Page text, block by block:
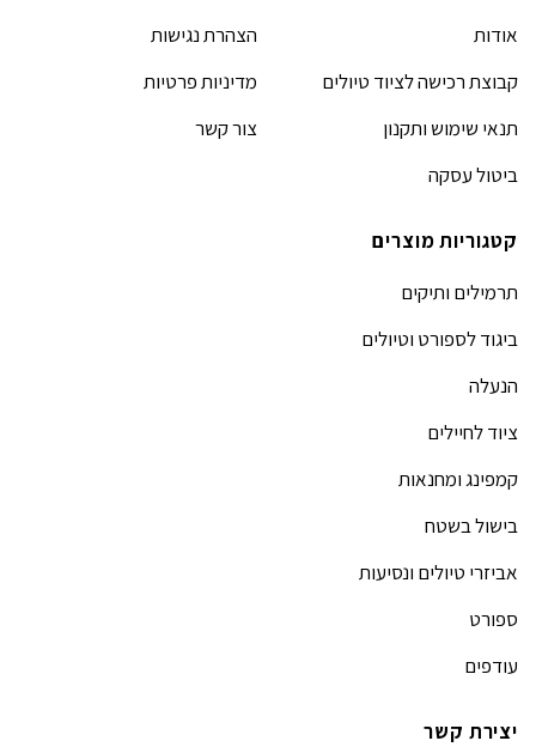
אודות
קבוצת רכישה לציוד טיולים
תנאי שימוש ותקנון
ביטול עסקה
הצהרת נגישות
מדיניות פרטיות
צור קשר
קטגוריות מוצרים
תרמילים ותיקים
ביגוד לספורט וטיולים
הנעלה
ציוד לחיילים
קמפינג ומחנאות
בישול בשטח
אביזרי טיולים ונסיעות
ספורט
עודפים
יצירת קשר